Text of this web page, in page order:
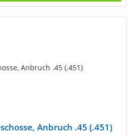
Anbruch .45 (.451)